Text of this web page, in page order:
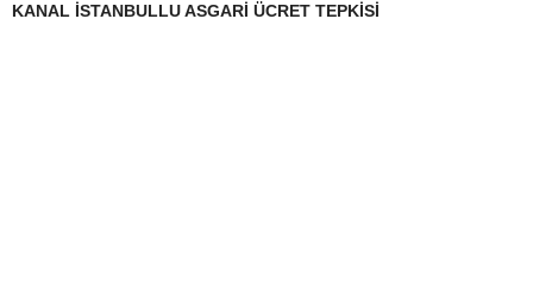
KANAL İSTANBULLU ASGARİ ÜCRET TEPKİSİ